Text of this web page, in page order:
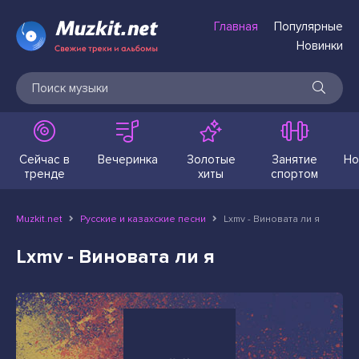
Главная
Популярные
Новинки
Сейчас в
тренде
Вечеринка
Золотые
хиты
Занятие
спортом
Muzkit.net Русские и казахские песни Lxmv - Виновата ли я
Lxmv - Виновата ли я